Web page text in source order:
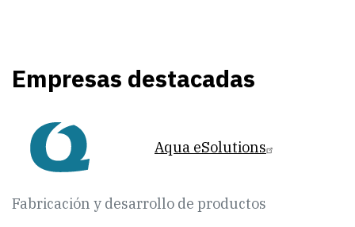
Empresas destacadas
Fabricación y desarrollo de productos
Aqua eSolutions